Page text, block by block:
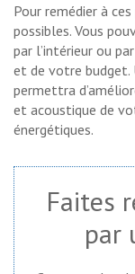
Pour remédier à
possibles. Vous
par l’intérieur ou
et de votre budget.
permettra
et acoustique de
énergétiques.
Faites
par